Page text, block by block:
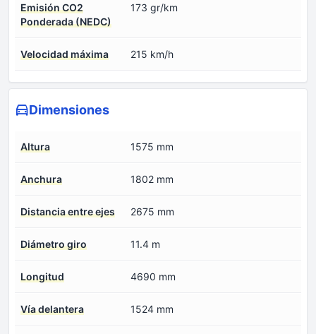
Emisión CO2
Ponderada (NEDC)
173 gr/km
Velocidad máxima 215 km/h
Dimensiones
Altura 1575 mm
Anchura 1802 mm
Distancia entre ejes 2675 mm
Diámetro giro 11.4 m
Longitud 4690 mm
Vía delantera 1524 mm